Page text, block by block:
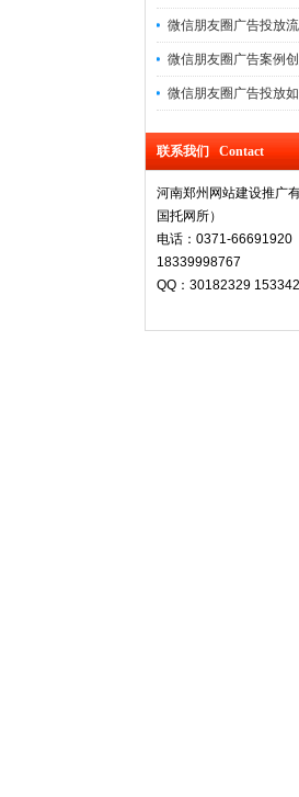
微信朋友圈广告投放
微信朋友圈广告案例
微信朋友圈广告投放
联系我们 Contact
河南郑州网站建设推广
国托网所）
电话：0371-66691920
18339998767
QQ：30182329